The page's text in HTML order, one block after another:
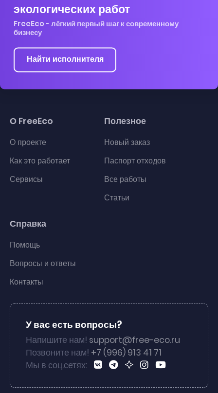
экологических работ
FreeEco - лёгкий первый шаг к современному
бизнесу
Найти исполнителя
О FreeEco
О проекте
Как это работает
Сервисы
Полезное
Новый заказ
Паспорт отходов
Все работы
Статьи
Справка
Помощь
Вопросы и ответы
Контакты
У вас есть вопросы?
Напишите нам! support@free-eco.ru
Позвоните нам! +7 (996) 913 41 71
Мы в соц.сетях: